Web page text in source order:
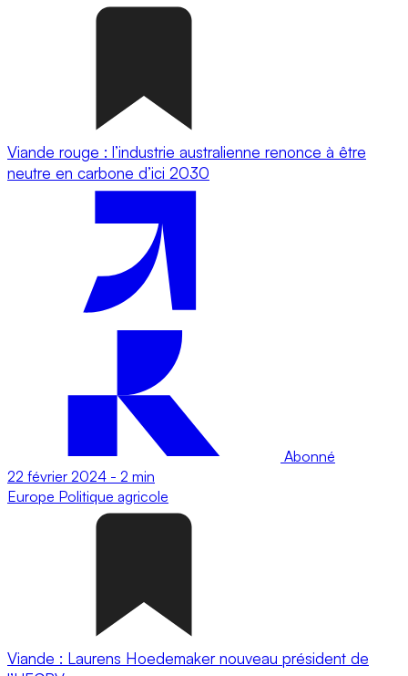
Viande rouge : l’industrie australienne renonce à être
neutre en carbone d’ici 2030
Abonné
22 février 2024 - 2 min
Europe Politique agricole
Viande : Laurens Hoedemaker nouveau président de